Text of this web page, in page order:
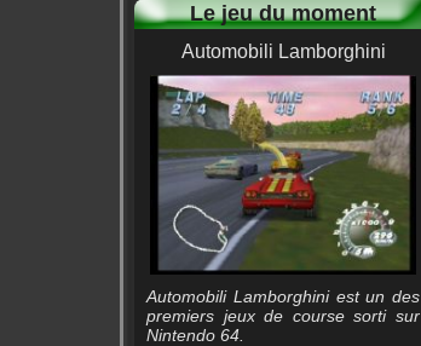
Le jeu du moment
Automobili Lamborghini
Automobili Lamborghini est un des
premiers jeux de course sorti sur
Nintendo 64.